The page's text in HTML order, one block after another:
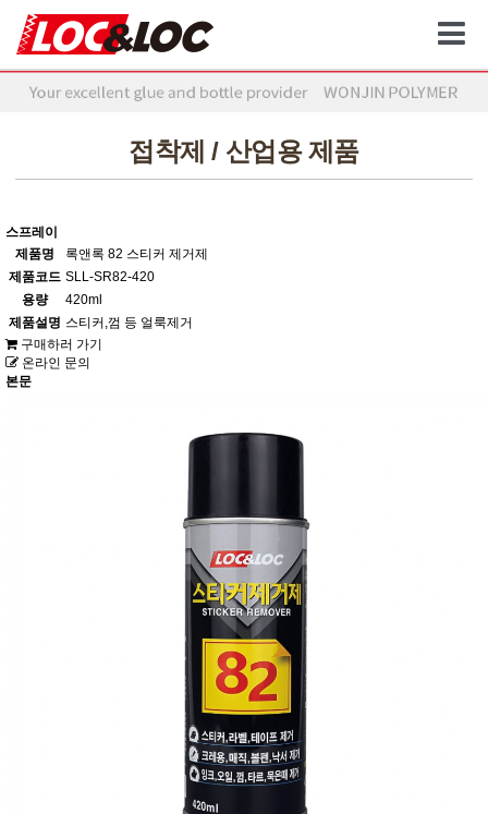
접착제 / 산업용 제품
스프레이
제품명
록앤록 82 스티커 제거제
제품코드 SLL-SR82-420
용량
420ml
제품설명 스티커,껌 등 얼룩제거
구매하러 가기
온라인 문의
본문